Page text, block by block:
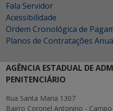
Fala Servidor
Acessibilidade
Ordem Cronológica de
Planos de Contratações
AGÊNCIA ESTADUAL DE
PENITENCIÁRIO
Rua Santa Maria 1307
Bairro Coronel Antonino -